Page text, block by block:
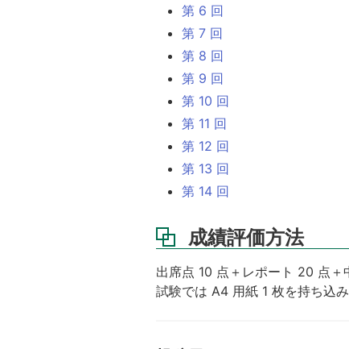
第 6 回
第 7 回
第 8 回
第 9 回
第 10 回
第 11 回
第 12 回
第 13 回
第 14 回
成績評価方法
出席点 10 点＋レポート 20 点
試験では A4 用紙 1 枚を持ち込